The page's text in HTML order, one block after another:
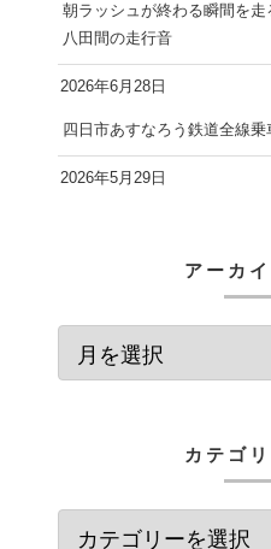
朝ラッシュが終わる瞬間を
八田間の走行音
2026年6月28日
四日市あすなろう鉄道全線乗
2026年5月29日
アーカ
カテゴ